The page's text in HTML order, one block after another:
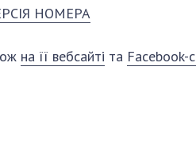
НОМЕРА
на її вебсайті та Facebook-